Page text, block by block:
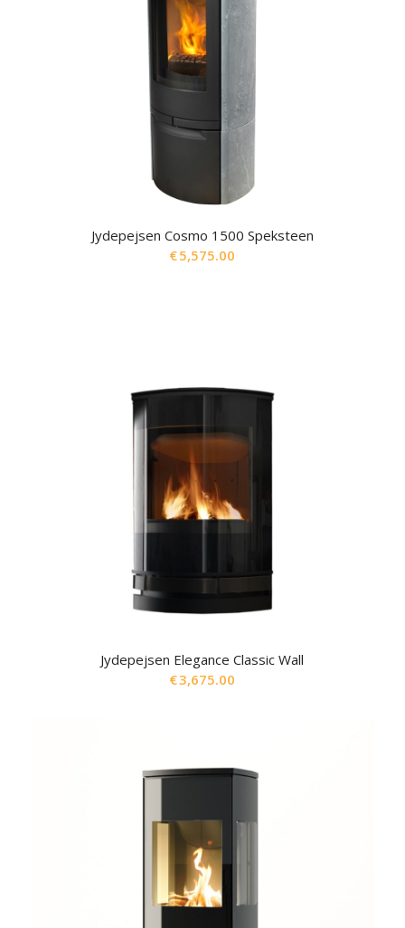
Jydepejsen Cosmo 1500 Speksteen
€5,575.00
Jydepejsen Elegance Classic Wall
€3,675.00